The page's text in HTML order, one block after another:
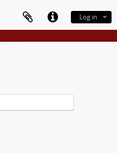
Log in